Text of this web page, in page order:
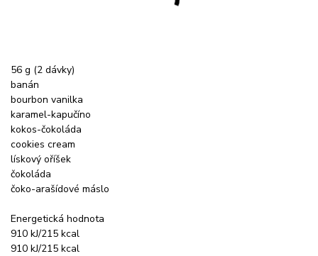
56 g (2 dávky)
banán
bourbon vanilka
karamel-kapučíno
kokos-čokoláda
cookies cream
lískový oříšek
čokoláda
čoko-arašídové máslo
Energetická hodnota
910 kJ/215 kcal
910 kJ/215 kcal